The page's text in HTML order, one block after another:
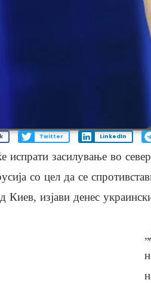
Twitter LinkedIn
испрати засилување во
со цел да се
Киев, изјави денес